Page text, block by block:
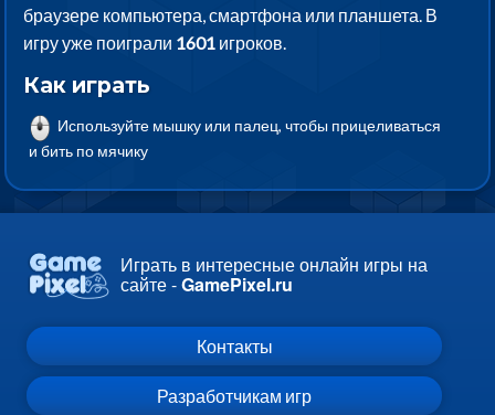
браузере компьютера, смартфона или планшета. В
игру уже поиграли 1601 игроков.
Как играть
Используйте мышку или палец, чтобы прицеливаться
и бить по мячику
Играть в интересные онлайн игры на
сайте -GamePixel.ru
Контакты
Разработчикам игр